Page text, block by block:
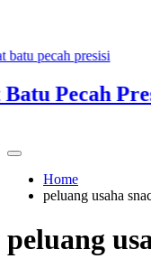
Pecah
Home
peluang usaha
peluang